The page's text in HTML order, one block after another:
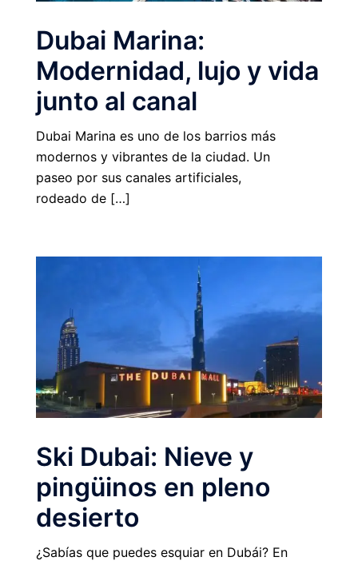
Dubai Marina:
Modernidad, lujo y vida
junto al canal
Dubai Marina es uno de los barrios más
modernos y vibrantes de la ciudad. Un
paseo por sus canales artificiales,
rodeado de […]
Ski Dubai: Nieve y
pingüinos en pleno
desierto
¿Sabías que puedes esquiar en Dubái? En